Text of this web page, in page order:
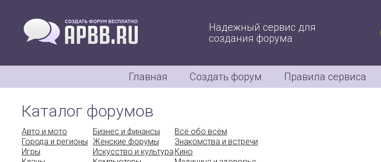
Надежный сервис для
создания форума
Главная Создать форум Правила сервиса
Каталог форумов
Авто и мото Бизнес и финансы
Всё обо всём
Города и регионы Женские форумы
Знакомства и встречи
Игры
Искусство и культураКино